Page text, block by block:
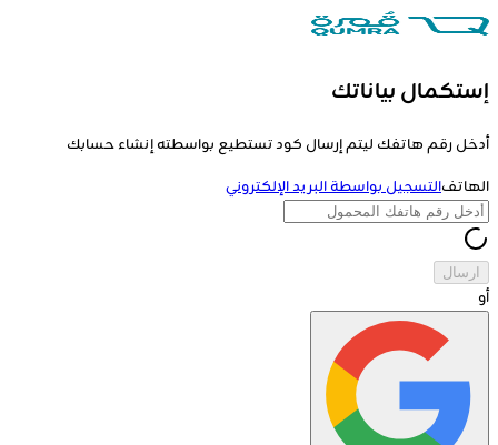
إستكمال بياناتك
أدخل رقم هاتفك ليتم إرسال كود تستطيع بواسطته إنشاء حسابك
الهاتفالتسجيل بواسطة البريد الإلكتروني
ارسال
أو